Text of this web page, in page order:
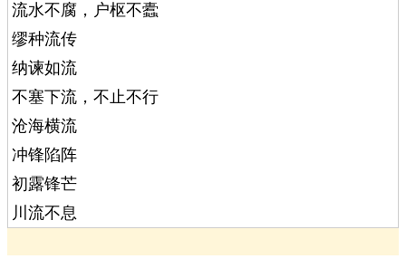
流水不腐，户枢不蠹
缪种流传
纳谏如流
不塞下流，不止不行
沧海横流
冲锋陷阵
初露锋芒
川流不息